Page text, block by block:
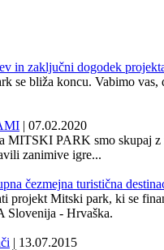
in zaključni dogodek
se bliža koncu. Vabimo vas,
| 07.02.2020
MITSKI PARK smo skupaj z
zanimive igre...
čezmejna turistična
projekt Mitski park, ki se
- Hrvaška.
| 13.07.2015